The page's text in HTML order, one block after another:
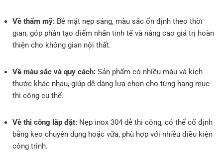
Về thẩm mỹ: Bề mặt nẹp sáng, màu sắc ổn định theo thời
gian, góp phần tạo điểm nhấn tinh tế và nâng cao giá trị hoàn
thiện cho không gian nội thất.
Về màu sắc và quy cách: Sản phẩm có nhiều màu và kích
thước khác nhau, giúp dễ dàng lựa chọn cho từng hạng mục
thi công cụ thể.
Về thi công lắp đặt: Nẹp inox 304 dễ thi công, có thể cố định
bằng keo chuyên dụng hoặc vữa, phù hợp với nhiều điều kiện
công trình.